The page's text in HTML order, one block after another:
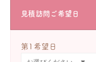
見積訪問ご希望日
第1希望日